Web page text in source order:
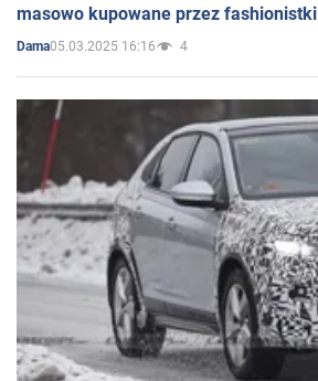
masowo kupowane przez fashionistki
Dama05.03.2025 16:16 4